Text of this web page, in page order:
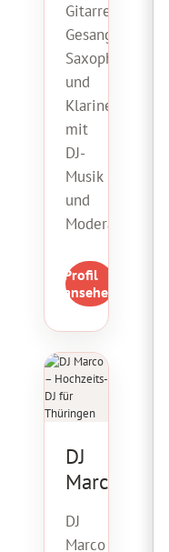
Gitarre,
Gesang,
Saxophon
und
Klarinette
mit
DJ-
Musik
und
Moderation.
Profil
ansehen
DJ
Marco
DJ
Marco